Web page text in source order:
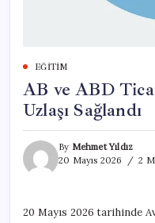
EĞITIM
AB ve ABD
Uzlaşı Sağlandı
By Mehmet Yıldız
20 Mayıs 2026
2
20 Mayıs 2026 tarihinde